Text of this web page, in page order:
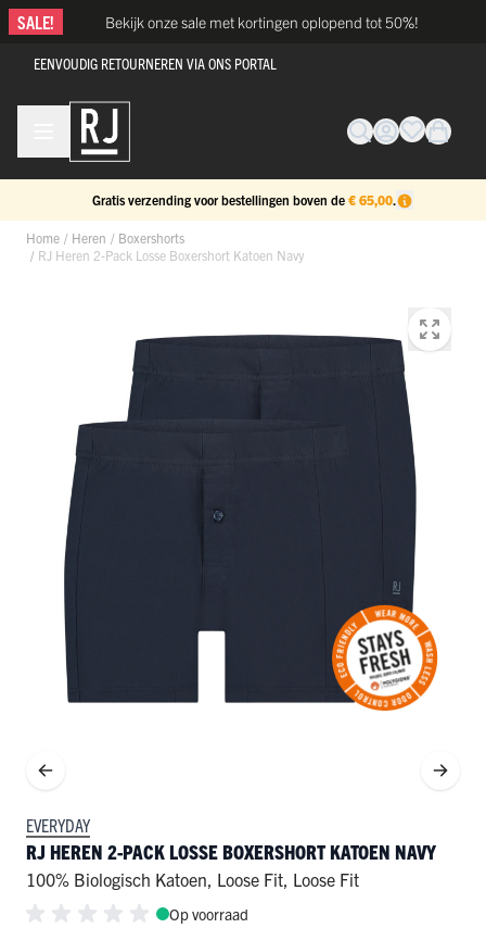
Ga naar de inhoud
SALE! Bekijk onze sale met kortingen oplopend tot 50%!
EENVOUDIG RETOURNEREN VIA ONS PORTAL
Gratis verzending voor bestellingen boven de € 65,00.
Home / Heren / Boxershorts
/ RJ Heren 2-Pack Losse Boxershort Katoen Navy
EVERYDAY
RJ HEREN 2-PACK LOSSE BOXERSHORT KATOEN NAVY
100% Biologisch Katoen, Loose Fit, Loose Fit
Op voorraad